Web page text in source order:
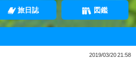
旅日誌 図鑑
2019/03/20 21:58